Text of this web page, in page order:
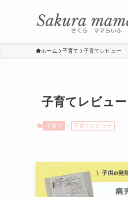
ホーム 子育て 子育てレビュー
子育てレビュー
子育て 子育てレビュー